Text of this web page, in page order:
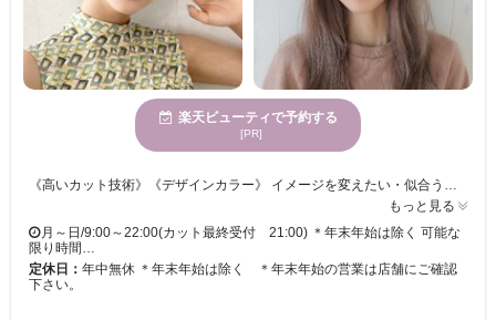
楽天ビューティで予約する
[PR]
もっと見る
月～日/9:00～22:00(カット最終受付 21:00) ＊年末年始は除く 可能な
限り時間…
定休日： 年中無休 ＊年末年始は除く ＊年末年始の営業は店舗にご確認
下さい。